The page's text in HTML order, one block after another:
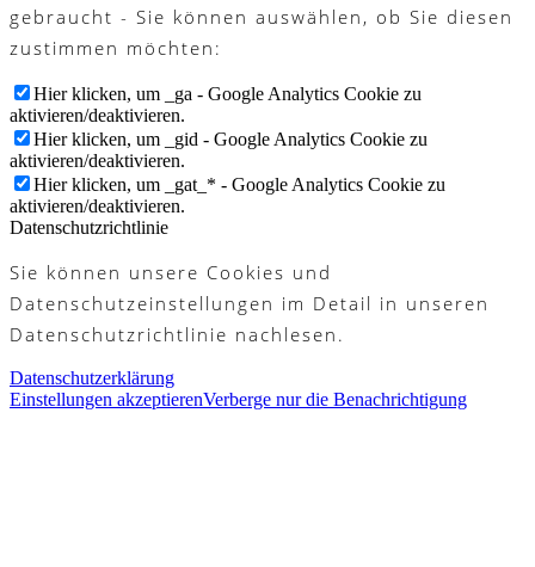
gebraucht - Sie können auswählen, ob Sie diesen
zustimmen möchten:
Hier klicken, um _ga - Google Analytics Cookie zu
aktivieren/deaktivieren.
Hier klicken, um _gid - Google Analytics Cookie zu
aktivieren/deaktivieren.
Hier klicken, um _gat_* - Google Analytics Cookie zu
aktivieren/deaktivieren.
Datenschutzrichtlinie
Sie können unsere Cookies und
Datenschutzeinstellungen im Detail in unseren
Datenschutzrichtlinie nachlesen.
Datenschutzerklärung
Einstellungen akzeptierenVerberge nur die Benachrichtigung